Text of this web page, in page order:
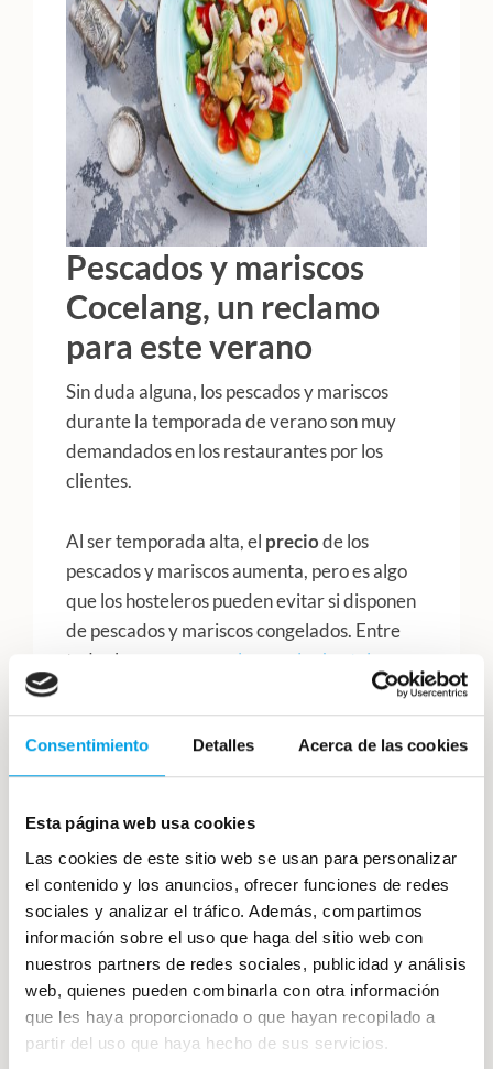
Consentimiento Detalles Acerca de las cookies
Esta página web usa cookies
Las cookies de este sitio web se usan para personalizar
el contenido y los anuncios, ofrecer funciones de redes
sociales y analizar el tráfico. Además, compartimos
información sobre el uso que haga del sitio web con
nuestros partners de redes sociales, publicidad y análisis
web, quienes pueden combinarla con otra información
que les haya proporcionado o que hayan recopilado a
partir del uso que haya hecho de sus servicios.
Pescados y mariscos
Cocelang, un reclamo
para este verano
Sin duda alguna, los pescados y mariscos
durante la temporada de verano son muy
demandados en los restaurantes por los
clientes.
Al ser temporada alta, el preciode los
pescados y mariscos aumenta, pero es algo
que los hosteleros pueden evitar si disponen
de pescados y mariscos congelados. Entre
todas las
razones por las que los hosteleros
en su
restaurante, esta es una de ellas.
EnCocelangsomosdistribuidores expertos
proporcionando a tu negocio pescados,
mariscos, elaborados, preparados, helados y
lo que tu negocio necesite. Diariamente
distribuimos a muchos negocios hosteleros
de gran parte de la zona costera y centro de
Málaga, si quieres que tu negocio sea uno de
ellos, ¡contacta con nuestro distribuidor más
cercano a ti